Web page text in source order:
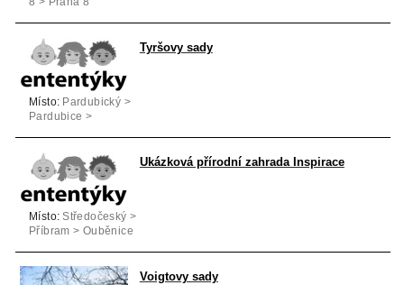
Tyršovy sady
Místo: Pardubický >
Pardubice >
Ukázková přírodní zahrada Inspirace
Místo: Středočeský >
Příbram > Ouběnice
Voigtovy sady